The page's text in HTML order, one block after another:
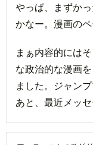
やっぱ、まずか
かなー。漫画のペ
まぁ内容的には
な政治的な漫画
ました。ジャンプ
あと、最近メッ